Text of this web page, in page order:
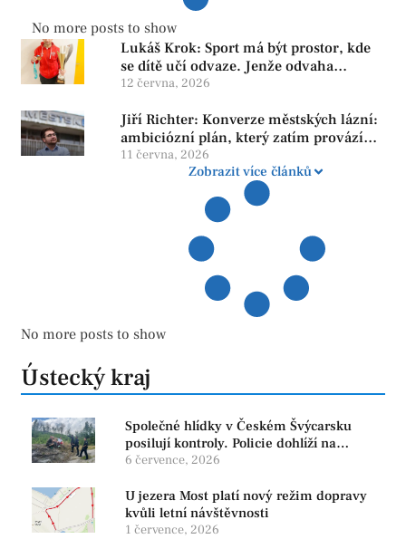
No more posts to show
Lukáš Krok: Sport má být prostor, kde
se dítě učí odvaze. Jenže odvaha
neroste tam, kde se bojí udělat chybu.
12 června, 2026
Jiří Richter: Konverze městských lázní:
ambiciózní plán, který zatím provází
více otazníků než jistot
11 června, 2026
Zobrazit více článků
No more posts to show
Ústecký kraj
Společné hlídky v Českém Švýcarsku
posilují kontroly. Policie dohlíží na
bezpečnost i ochranu přírody
6 července, 2026
U jezera Most platí nový režim dopravy
kvůli letní návštěvnosti
1 července, 2026